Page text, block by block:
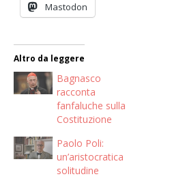
Mastodon
Altro da leggere
Bagnasco
racconta
fanfaluche sulla
Costituzione
Paolo Poli:
un’aristocratica
solitudine